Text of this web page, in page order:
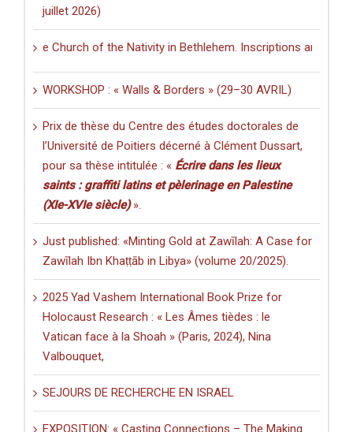
juillet 2026)
Church of the Nativity in Bethlehem. Inscriptions and Graffiti in
WORKSHOP : « Walls & Borders » (29–30 AVRIL)
Prix de thèse du Centre des études doctorales de
l’Université de Poitiers décerné à Clément Dussart,
pour sa thèse intitulée : « Écrire dans les lieux
saints : graffiti latins et pèlerinage en Palestine
(XIe-XVIe siècle)».
Just published: «Minting Gold at Zawīlah: A Case for
Zawīlah Ibn Khaṭṭāb in Libya» (volume 20/2025).
2025 Yad Vashem International Book Prize for
Holocaust Research : « Les Âmes tièdes : le
Vatican face à la Shoah » (Paris, 2024), Nina
Valbouquet,
SEJOURS DE RECHERCHE EN ISRAEL
EXPOSITION: « Casting Connections – The Making